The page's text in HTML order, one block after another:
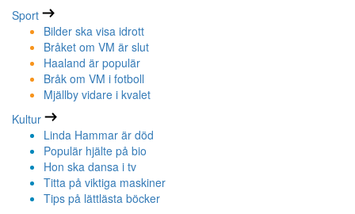
Sport
Bilder ska visa idrott
Bråket om VM är slut
Haaland är populär
Bråk om VM i fotboll
Mjällby vidare i kvalet
Kultur
Linda Hammar är död
Populär hjälte på bio
Hon ska dansa i tv
Titta på viktiga maskiner
Tips på lättlästa böcker